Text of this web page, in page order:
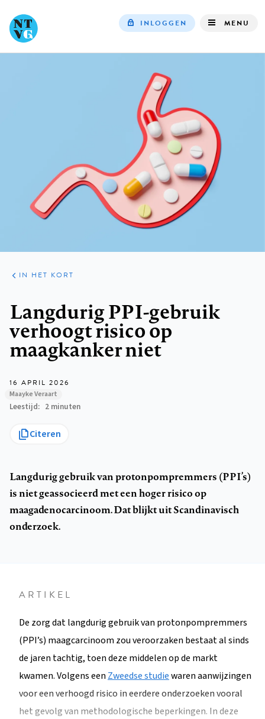
INLOGGEN MENU
ARTIKELEN
HET
KORT
IN HET KORT
Langdurig PPI-gebruik
verhoogt risico op
maagkanker niet
16 APRIL 2026
Maayke Veraart
Leestijd 2 minuten
Citeren
Langdurig gebruik van protonpompremmers (PPI’s)
is niet geassocieerd met een hoger risico op
maagadenocarcinoom. Dat blijkt uit Scandinavisch
onderzoek.
ARTIKEL
De zorg dat langdurig gebruik van protonpompremmers
(PPI’s) maagcarcinoom zou veroorzaken bestaat al sinds
de jaren tachtig, toen deze middelen op de markt
kwamen. Volgens eenZweedse studiewaren aanwijzingen
voor een verhoogd risico in eerdere onderzoeken vooral
het gevolg van methodologische beperkingen. In deze